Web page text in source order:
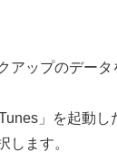
アップのデータ
」を起動
します。